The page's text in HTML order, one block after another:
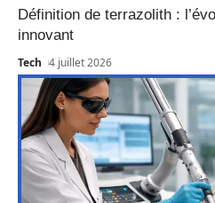
Définition de terrazolith :
innovant
Tech 4 juillet 2026